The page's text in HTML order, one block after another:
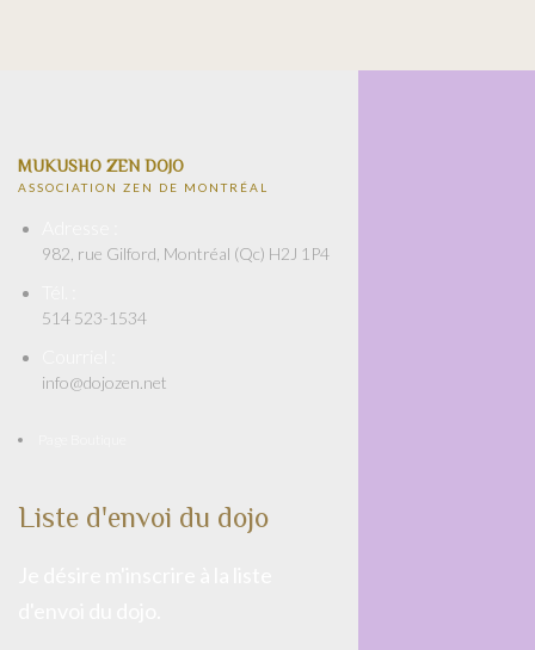
MUKUSHO ZEN DOJO
ASSOCIATION ZEN DE MONTRÉAL
982, rue Gilford, Montréal (Qc) H2J 1P4
514 523-1534
info@dojozen.net
Liste d'envoi du dojo